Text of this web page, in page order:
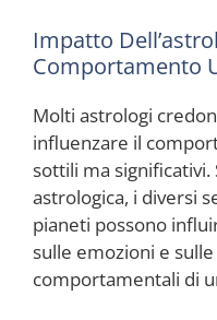
Impatto
Comportamento
Molti astrologi
influenzare il
sottili ma significativi.
astrologica, i diversi
pianeti possono
sulle emozioni e
comportamentali di